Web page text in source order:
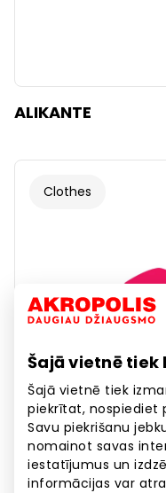
Šajā vietnē
Šajā vietnē tiek
piekrītat, nospiediet
Savu piekrišanu
nomainot savas
iestatījumus un
informācijas var
ALIKANTE
Clothes